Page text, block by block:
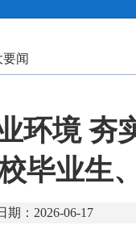
要闻
环境
毕业生
期：2026-06-17